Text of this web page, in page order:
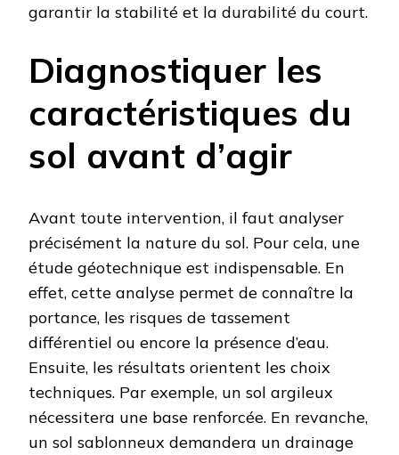
garantir la stabilité et la durabilité du court.
Diagnostiquer les
caractéristiques du
sol avant d’agir
Avant toute intervention, il faut analyser
précisément la nature du sol. Pour cela, une
étude géotechnique est indispensable. En
effet, cette analyse permet de connaître la
portance, les risques de tassement
différentiel ou encore la présence d’eau.
Ensuite, les résultats orientent les choix
techniques. Par exemple, un sol argileux
nécessitera une base renforcée. En revanche,
un sol sablonneux demandera un drainage